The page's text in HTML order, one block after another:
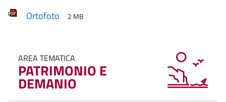
Ortofoto 2 MB
AREA TEMATICA
PATRIMONIO E
DEMANIO